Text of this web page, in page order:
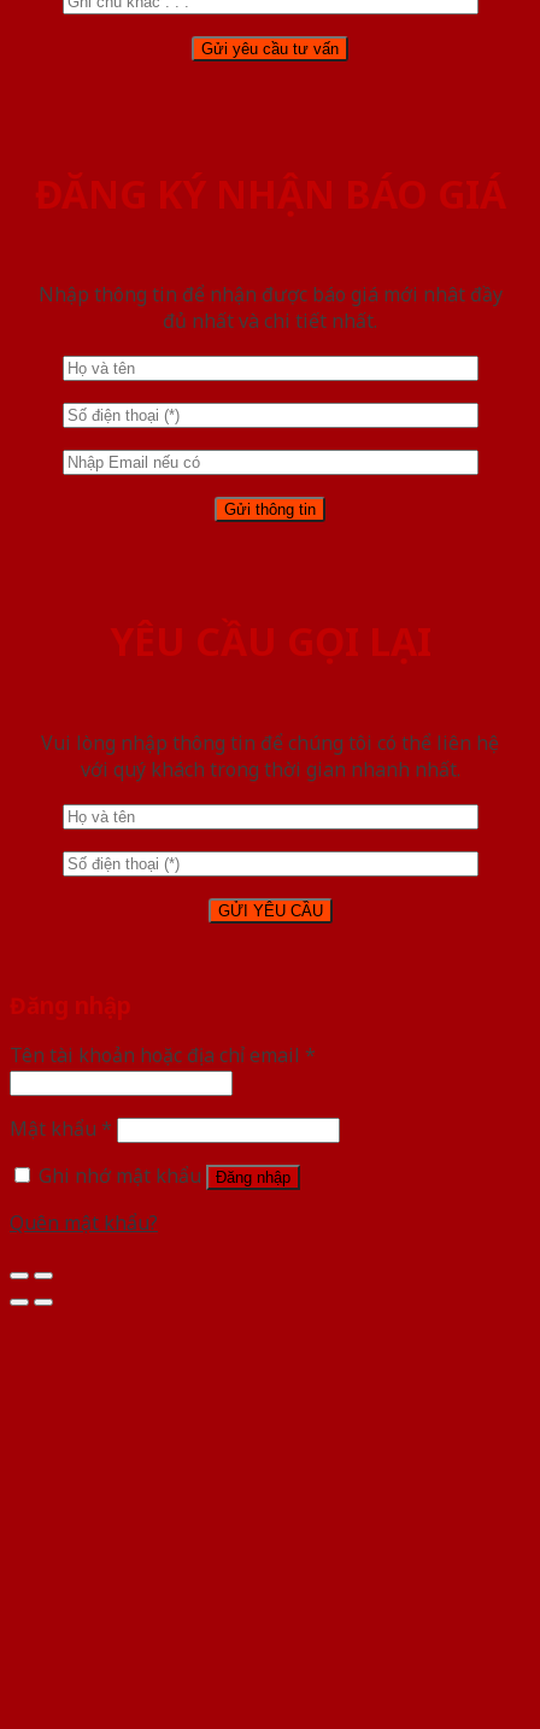
ĐĂNG KÝ NHẬN BÁO GIÁ
Nhập thông tin để nhận được báo giá mới nhât đầy
đủ nhất và chi tiết nhất.
YÊU CẦU GỌI LẠI
Vui lòng nhập thông tin để chúng tôi có thể liên hệ
với quý khách trong thời gian nhanh nhất.
Đăng nhập
Tên tài khoản hoặc địa chỉ email *
Mật khẩu *
Ghi nhớ mật khẩu
Đăng nhập
Quên mật khẩu?